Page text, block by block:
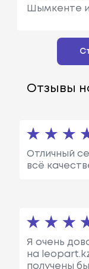
Шымкенте и
Отзывы
Отличный
всё
Я очень
на
получены